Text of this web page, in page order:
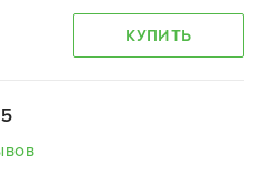
КУПИТЬ